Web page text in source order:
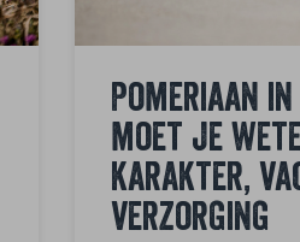
Pomeriaan
moet je
karakter,
verzorging